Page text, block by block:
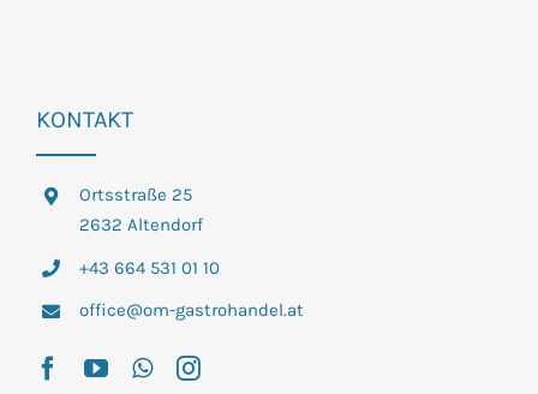
KONTAKT
Ortsstraße 25
2632 Altendorf
+43 664 531 01 10
office@om-gastrohandel.at